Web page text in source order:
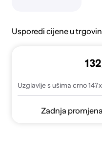
Usporedi cijene u
Zadnja